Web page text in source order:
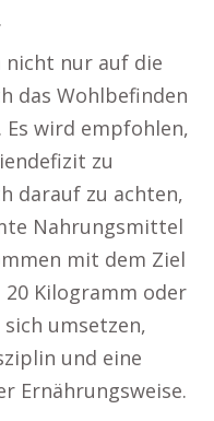
nicht nur auf die
das Wohlbefinden
Es wird empfohlen,
zu
darauf zu achten,
Nahrungsmittel
mit dem Ziel
Kilogramm oder
umsetzen,
und eine
Ernährungsweise.